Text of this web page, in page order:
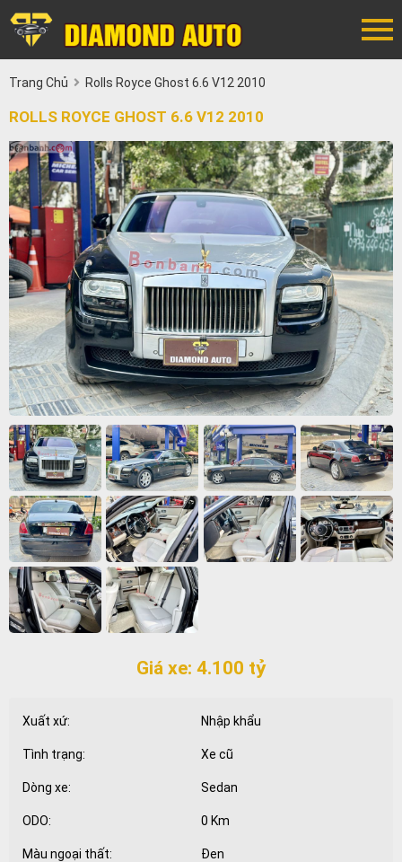
Trang Chủ Rolls Royce Ghost 6.6 V12 2010
ROLLS ROYCE GHOST 6.6 V12 2010
Giá xe: 4.100 tỷ
Xuất xứ: Nhập khẩu
Tình trạng: Xe cũ
Dòng xe: Sedan
ODO: 0 Km
Màu ngoại thất: Đen